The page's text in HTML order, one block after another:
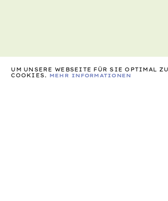
UM UNSERE WEBSEITE FÜR SIE OPTIMAL
COOKIES. MEHR INFORMATIONEN